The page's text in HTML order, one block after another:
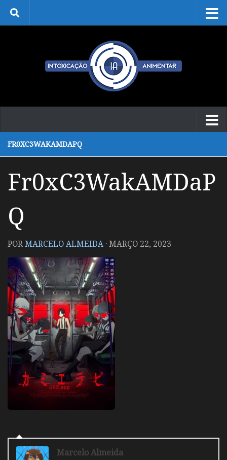
Skip to content
FR0XC3WAKAMDAPQ
Fr0xC3WakAMDaP
Q
PORMARCELO ALMEIDA ·MARÇO 22, 2023
Marcelo Almeida